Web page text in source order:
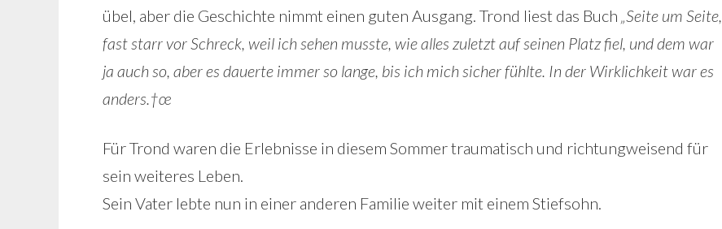
übel, aber die Geschichte nimmt einen guten Ausgang. Trond liest das Buch „Seite um Seite,
fast starr vor Schreck, weil ich sehen musste, wie alles zuletzt auf seinen Platz fiel, und dem war
ja auch so, aber es dauerte immer so lange, bis ich mich sicher fühlte. In der Wirklichkeit war es
anders.†œ
Für Trond waren die Erlebnisse in diesem Sommer traumatisch und richtungweisend für
sein weiteres Leben.
Sein Vater lebte nun in einer anderen Familie weiter mit einem Stiefsohn.